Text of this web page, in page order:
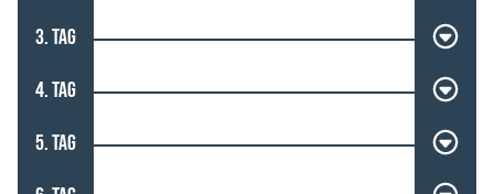
3. TAG
4. TAG
5. TAG